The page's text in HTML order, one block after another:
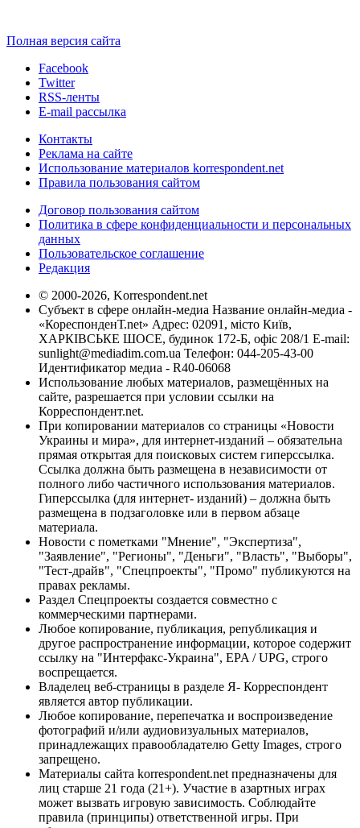
Полная версия сайта
Facebook
Twitter
RSS-ленты
E-mail рассылка
Контакты
Реклама на сайте
Использование материалов korrespondent.net
Правила пользования сайтом
Договор пользования сайтом
Политика в сфере конфиденциальности и персональных
данных
Пользовательское соглашение
Редакция
© 2000-2026, Korrespondent.net
Субъект в сфере онлайн-медиа Название онлайн-медиа -
«КореспонденТ.net» Адрес: 02091, місто Київ,
ХАРКІВСЬКЕ ШОСЕ, будинок 172-Б, офіс 208/1 E-mail:
sunlight@mediadim.com.ua Телефон: 044-205-43-00
Идентификатор медиа - R40-06068
Использование любых материалов, размещённых на
сайте, разрешается при условии ссылки на
Корреспондент.net.
При копировании материалов со страницы «Новости
Украины и мира», для интернет-изданий – обязательна
прямая открытая для поисковых систем гиперссылка.
Ссылка должна быть размещена в независимости от
полного либо частичного использования материалов.
Гиперссылка (для интернет- изданий) – должна быть
размещена в подзаголовке или в первом абзаце
материала.
Новости с пометками "Мнение", "Экспертиза",
"Заявление", "Регионы", "Деньги", "Власть", "Выборы",
"Тест-драйв", "Спецпроекты", "Промо" публикуются на
правах рекламы.
Раздел Спецпроекты создается совместно с
коммерческими партнерами.
Любое копирование, публикация, републикация и
другое распространение информации, которое содержит
ссылку на "Интерфакс-Украина", EPA / UPG, строго
воспрещается.
Владелец веб-страницы в разделе Я- Корреспондент
является автор публикации.
Любое копирование, перепечатка и воспроизведение
фотографий и/или аудиовизуальных материалов,
принадлежащих правообладателю Getty Images, строго
запрещено.
Материалы сайта korrespondent.net предназначены для
лиц старше 21 года (21+). Участие в азартных играх
может вызвать игровую зависимость. Соблюдайте
правила (принципы) ответственной игры. При